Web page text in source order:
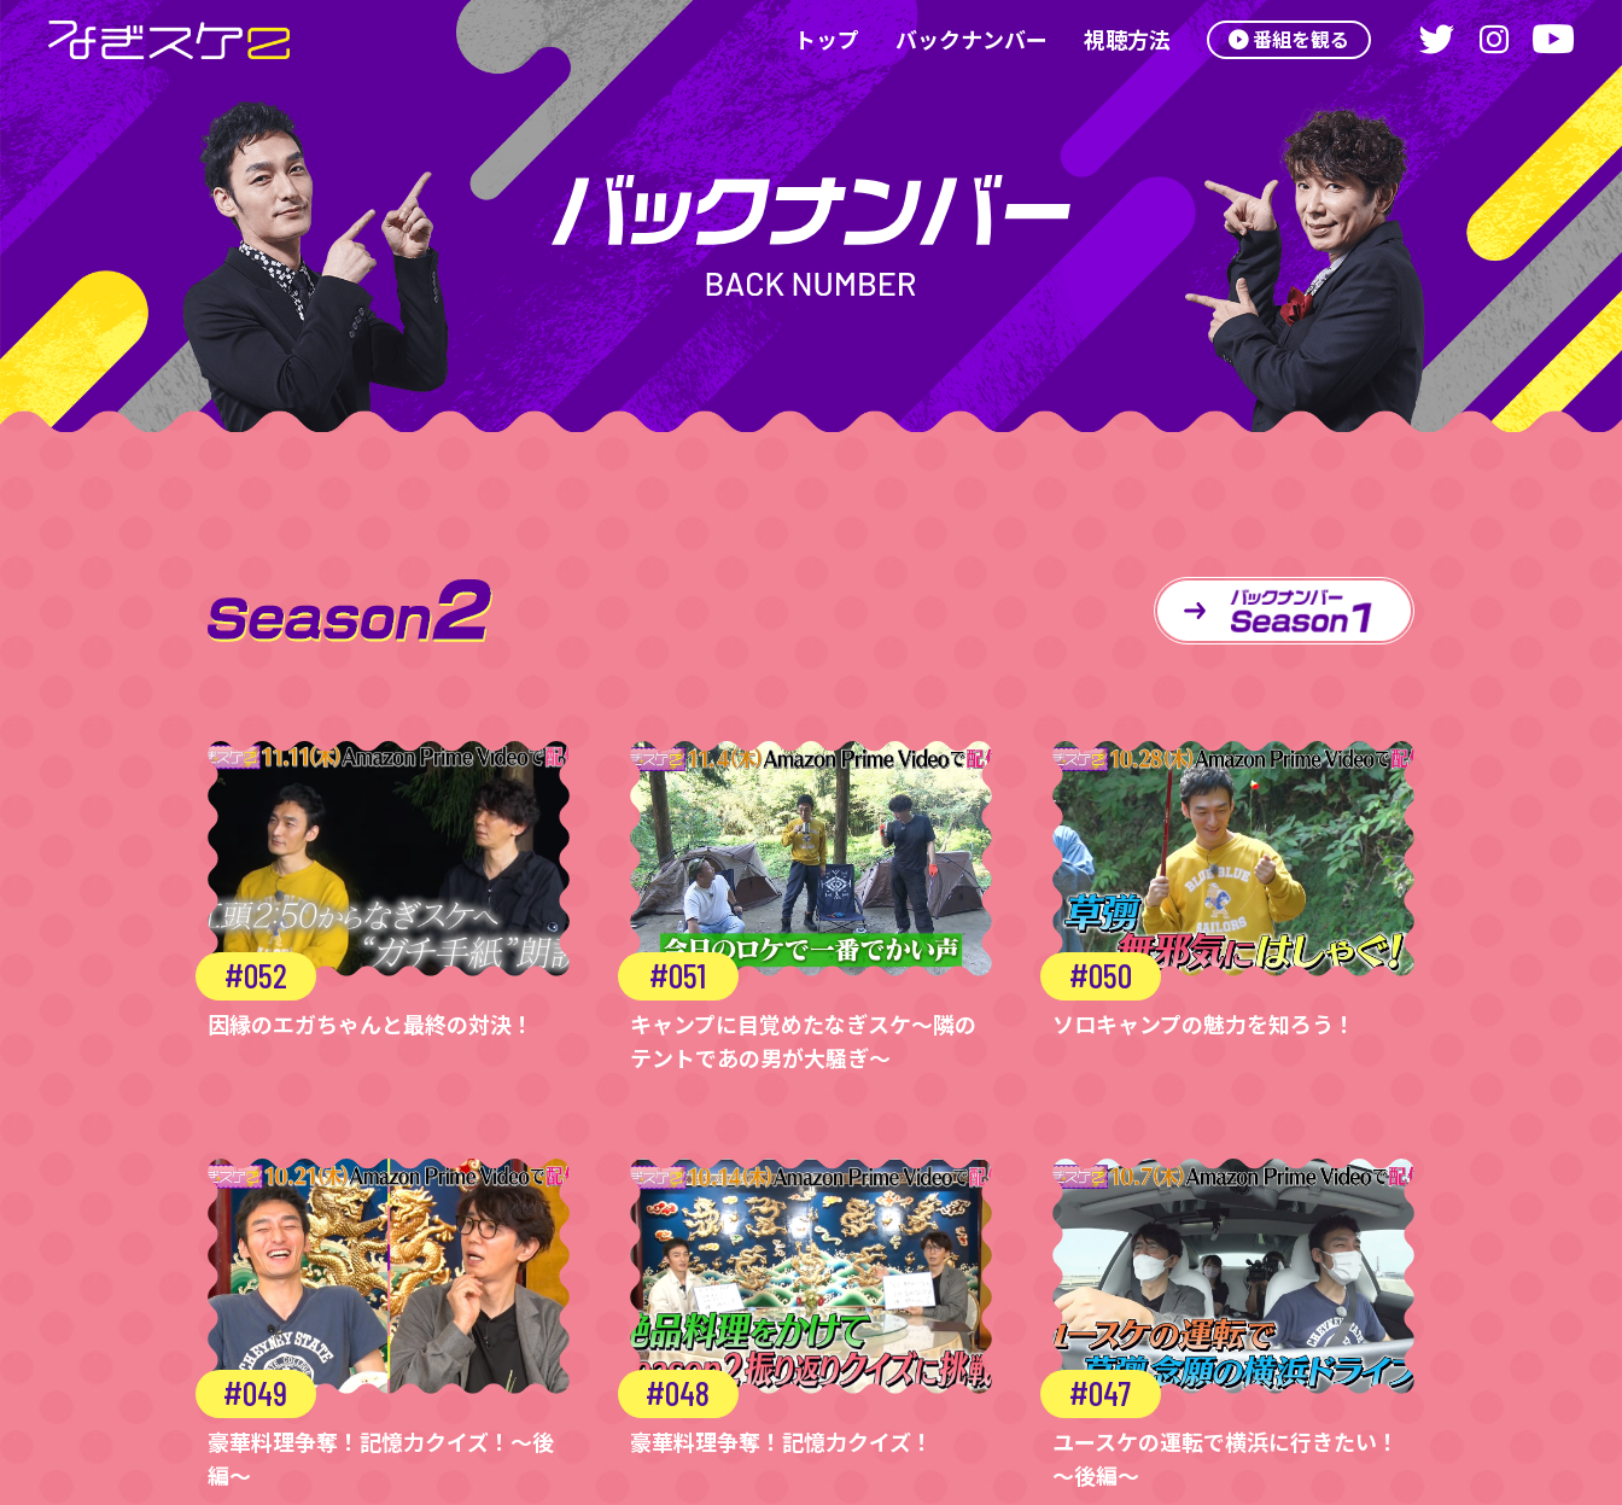
トップ バックナンバー 視聴方法 番組を観る
052
因縁のエガちゃんと最終の対決！
051
キャンプに目覚めたなぎスケ〜隣の
テントであの男が大騒ぎ〜
050
ソロキャンプの魅力を知ろう！
049
豪華料理争奪！記憶力クイズ！～後
編～
048
豪華料理争奪！記憶力クイズ！
047
ユースケの運転で横浜に行きたい！
～後編～